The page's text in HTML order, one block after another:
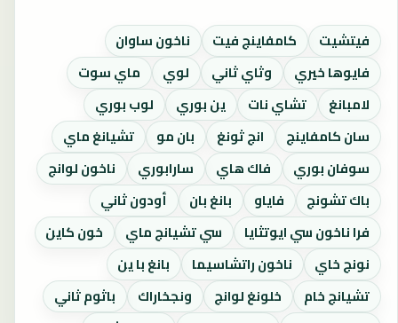
فيتشيت كامفاينج فيت
ناخون ساوان
فايوها خيري
وثاي ثاني لوي
ماي سوت
لامبانغ
تشاي نات ين بوري
لوب بوري
سان كامفاينج
انج ثونغ بان مو
تشيانغ ماي
سوفان بوري
فاك هاي سارابوري
ناخون لوانج
باك تشونج
فاياو بانغ بان
أودون ثاني
فرا ناخون سي ايوتثايا
سي تشيانج ماي
خون كاين
نونج خاي
ناخون راتشاسيما
بانغ با ين
تشيانج خام
خلونغ لوانج ونجخاراك
باثوم ثاني